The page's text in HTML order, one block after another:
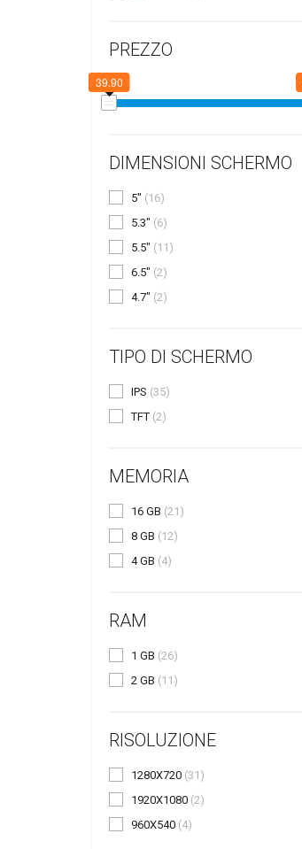
PREZZO
39.90
DIMENSIONI SCHERMO
5" (16)
5.3" (6)
5.5" (11)
6.5" (2)
4.7" (2)
TIPO DI SCHERMO
IPS (35)
TFT (2)
MEMORIA
16 GB (21)
8 GB (12)
4 GB (4)
RAM
1 GB (26)
2 GB (11)
RISOLUZIONE
1280X720 (31)
1920X1080 (2)
960X540 (4)